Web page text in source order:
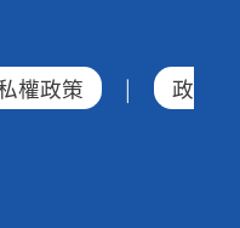
權政策 | 政